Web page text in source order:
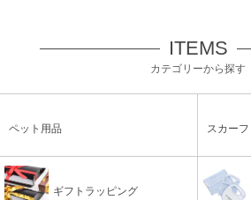
ITEMS
カテゴリーから探す
ペット用品 スカー
ギフトラッピング